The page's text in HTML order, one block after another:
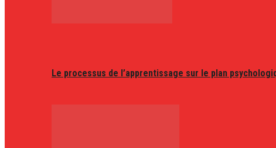
Le processus de l’apprentissage sur le plan